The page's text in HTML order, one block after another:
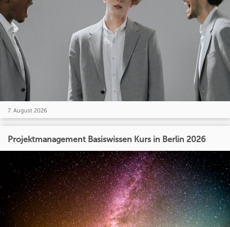
7. August 2026
Projektmanagement Basiswissen Kurs in Berlin 2026